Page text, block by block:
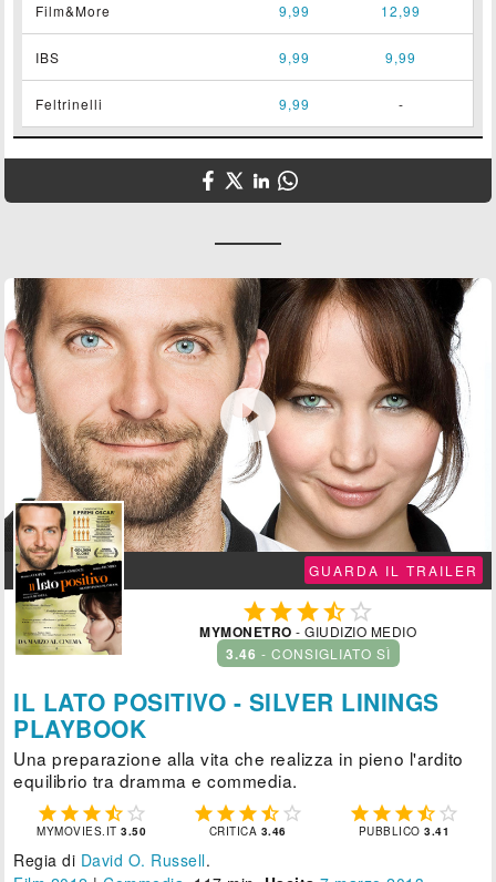
Film&More 9,99 12,99
IBS 9,99 9,99
Feltrinelli 9,99 -

GUARDA IL TRAILER
 
MYMONETRO - GIUDIZIO MEDIO
3.46 - CONSIGLIATO SÌ
IL LATO POSITIVO - SILVER LININGS
PLAYBOOK
Una preparazione alla vita che realizza in pieno l'ardito
equilibrio tra dramma e commedia.
    
MYMOVIES.IT3.50
    
CRITICA 3.46
    
PUBBLICO3.41
Regia di David O. Russell.